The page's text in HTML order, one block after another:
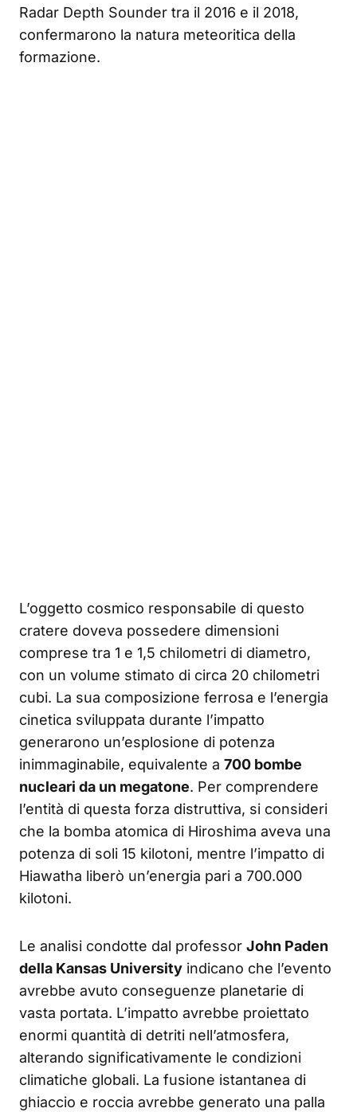
Radar Depth Sounder tra il 2016 e il 2018,
confermarono la natura meteoritica della
formazione.
L’oggetto cosmico responsabile di questo
cratere doveva possedere dimensioni
comprese tra 1 e 1,5 chilometri di diametro,
con un volume stimato di circa 20 chilometri
cubi. La sua composizione ferrosa e l’energia
cinetica sviluppata durante l’impatto
generarono un’esplosione di potenza
inimmaginabile, equivalente a 700 bombe
nucleari da un megatone. Per comprendere
l’entità di questa forza distruttiva, si consideri
che la bomba atomica di Hiroshima aveva una
potenza di soli 15 kilotoni, mentre l’impatto di
Hiawatha liberò un’energia pari a 700.000
kilotoni.
Le analisi condotte dal professor John Paden
della Kansas University indicano che l’evento
avrebbe avuto conseguenze planetarie di
vasta portata. L’impatto avrebbe proiettato
enormi quantità di detriti nell’atmosfera,
alterando significativamente le condizioni
climatiche globali. La fusione istantanea di
ghiaccio e roccia avrebbe generato una palla